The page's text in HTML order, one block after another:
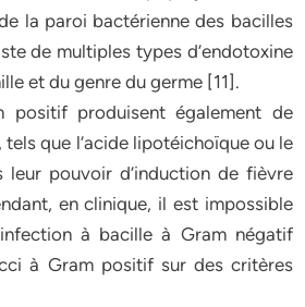
la paroi bactérienne des bacilles
de multiples types d’endotoxine
et du genre du germe [11].
positif produisent également de
que l’acide lipotéichoïque ou le
leur pouvoir d’induction de fièvre
en clinique, il est impossible
à bacille à Gram négatif
à Gram positif sur des critères